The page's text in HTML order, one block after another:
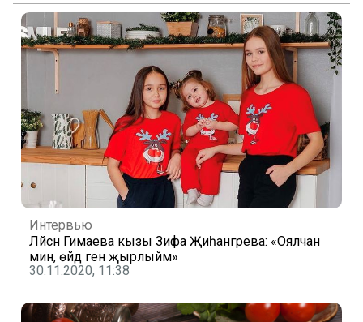
Интервью
Ләйсән Гимаева кызы Зифа Җиһангәрәева: «Оялчан
мин, өйдә генә җырлыйм»
30.11.2020, 11:38